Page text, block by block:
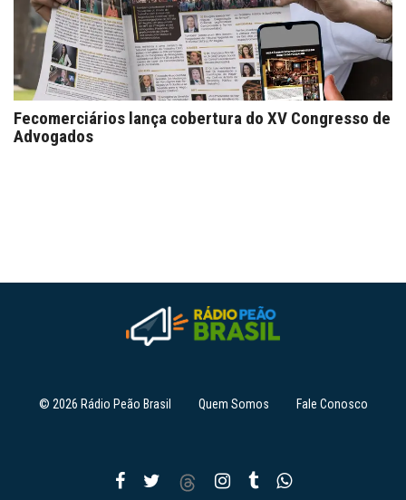
Fecomerciários lança cobertura do XV Congresso de
Advogados
© 2026 Rádio Peão Brasil Quem Somos Fale Conosco